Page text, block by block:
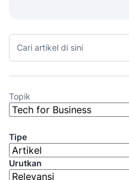
Topik
Tipe
Urutkan